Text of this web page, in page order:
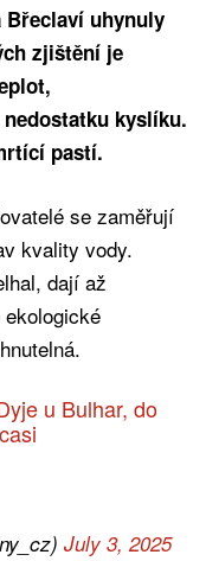
Břeclaví uhynuly
zjištění je
kyslíku.
pastí.
se zaměřují
kvality vody.
dají až
u Bulhar, do
July 3, 2025